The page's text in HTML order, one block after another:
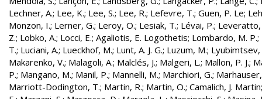
Lechner, A.; Lee, K.; Lee, S.; Lee, R.; Lefevre, T.; Guen, P. Le;
Monzon, I.; Lerner, G.; Leroy, O.; Lesiak, T.; Lévai, P.; Leveratto,
Z.; Lobko, A.; Locci, E.; Agaliotis, E. Logothetis; Lombardo, M. P.;
T.; Luciani, A.; Lueckhof, M.; Lunt, A. J. G.; Luzum, M.; Lyubimtsev,
Makarenko, V.; Malagoli, A.; Malclés, J.; Malgeri, L.; Mallon, P. J.;
P.; Mangano, M.; Manil, P.; Mannelli, M.; Marchiori, G.;
Marriott-Dodington, T.; Martin, R.; Martin, O.; Camalich, J. Martin